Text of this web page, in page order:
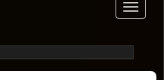
Toggle